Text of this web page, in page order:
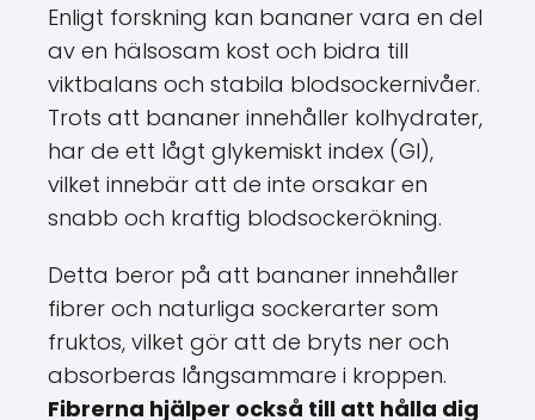
Enligt forskning kan bananer vara en del
av en hälsosam kost och bidra till
viktbalans och stabila blodsockernivåer.
Trots att bananer innehåller kolhydrater,
har de ett lågt glykemiskt index (GI),
vilket innebär att de inte orsakar en
snabb och kraftig blodsockerökning.
Detta beror på att bananer innehåller
fibrer och naturliga sockerarter som
fruktos, vilket gör att de bryts ner och
absorberas långsammare i kroppen.
Fibrerna hjälper också till att hålla dig